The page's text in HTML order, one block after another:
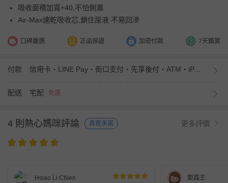
吸收面積加寬+40,不怕側漏
Air-Max速乾吸收芯,鎖住尿液 不易回滲
口碑嚴選 正品保證 加密付款 7天鑑賞
付款 信用卡・LINE Pay・街口支付・先享後付・ATM・iPASS MONEY
配送 宅配 免運
4 則熱心媽咪評論 真實承諾 更多評價
Hsiao Li Chien 鉅霖王